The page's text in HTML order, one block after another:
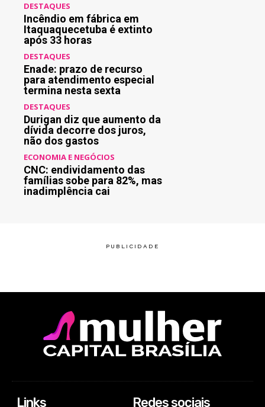
DESTAQUES
Incêndio em fábrica em
Itaquaquecetuba é extinto
após 33 horas
DESTAQUES
Enade: prazo de recurso
para atendimento especial
termina nesta sexta
DESTAQUES
Durigan diz que aumento da
dívida decorre dos juros,
não dos gastos
ECONOMIA E NEGÓCIOS
CNC: endividamento das
famílias sobe para 82%, mas
inadimplência cai
Links Redes sociais